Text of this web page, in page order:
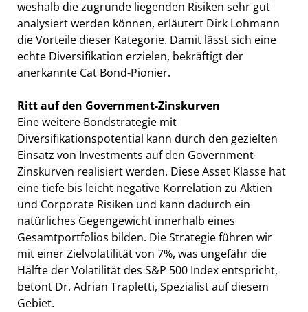
weshalb die zugrunde liegenden Risiken sehr gut
analysiert werden können, erläutert Dirk Lohmann
die Vorteile dieser Kategorie. Damit lässt sich eine
echte Diversifikation erzielen, bekräftigt der
anerkannte Cat Bond-Pionier.
Ritt auf den Government-Zinskurven
Eine weitere Bondstrategie mit
Diversifikationspotential kann durch den gezielten
Einsatz von Investments auf den Government-
Zinskurven realisiert werden. Diese Asset Klasse hat
eine tiefe bis leicht negative Korrelation zu Aktien
und Corporate Risiken und kann dadurch ein
natürliches Gegengewicht innerhalb eines
Gesamtportfolios bilden. Die Strategie führen wir
mit einer Zielvolatilität von 7%, was ungefähr die
Hälfte der Volatilität des S&P 500 Index entspricht,
betont Dr. Adrian Trapletti, Spezialist auf diesem
Gebiet.